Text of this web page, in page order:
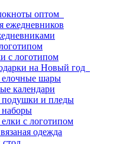
оптом
ежедневников
с логотипом
на Новый год
елочные шары
календари
подушки и пледы
с логотипом
одежда